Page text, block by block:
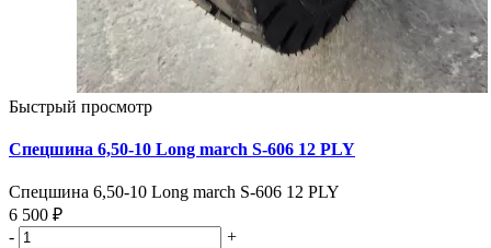
Быстрый просмотр
Спецшина 6,50-10 Long march S-606 12 PLY
Спецшина 6,50-10 Long march S-606 12 PLY
6 500 ₽
-
+